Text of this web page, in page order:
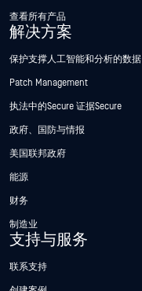
查看所有产品
解决方案
保护支撑人工智能和分析的数据
Patch Management
执法中的Secure 证据Secure
政府、国防与情报
美国联邦政府
能源
财务
制造业
支持与服务
联系支持